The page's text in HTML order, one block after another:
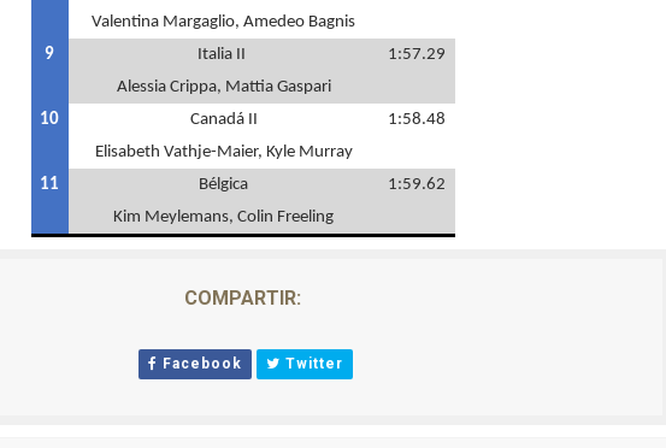
Valentina Margaglio, Amedeo Bagnis
9
Italia II
Alessia Crippa, Mattia Gaspari
1:57.29
10
Canadá II
Elisabeth Vathje-Maier, Kyle Murray
1:58.48
11
Bélgica
Kim Meylemans, Colin Freeling
1:59.62
COMPARTIR:
Facebook Twitter